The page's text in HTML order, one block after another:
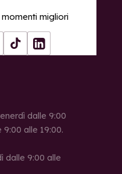
migliori
Tiktok LinkedIn
dalle 9:00
alle 19:00.
dalle 9:00 alle